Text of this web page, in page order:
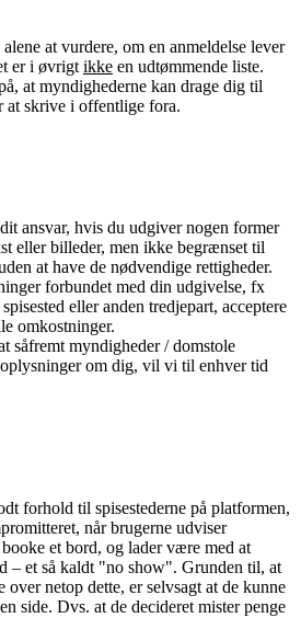
at vurdere, om en anmeldelse lever
er i øvrigt ikke en udtømmende liste.
at myndighederne kan drage dig til
at skrive i offentlige fora.
ansvar, hvis du udgiver nogen former
eller billeder, men ikke begrænset til
at have de nødvendige rettigheder.
forbundet med din udgivelse, fx
eller anden tredjepart, acceptere
omkostninger.
såfremt myndigheder / domstole
om dig, vil vi til enhver tid
forhold til spisestederne på platformen,
når brugerne udviser
et bord, og lader være med at
– et så kaldt "no show". Grunden til, at
over netop dette, er selvsagt at de kunne
side. Dvs. at de decideret mister penge